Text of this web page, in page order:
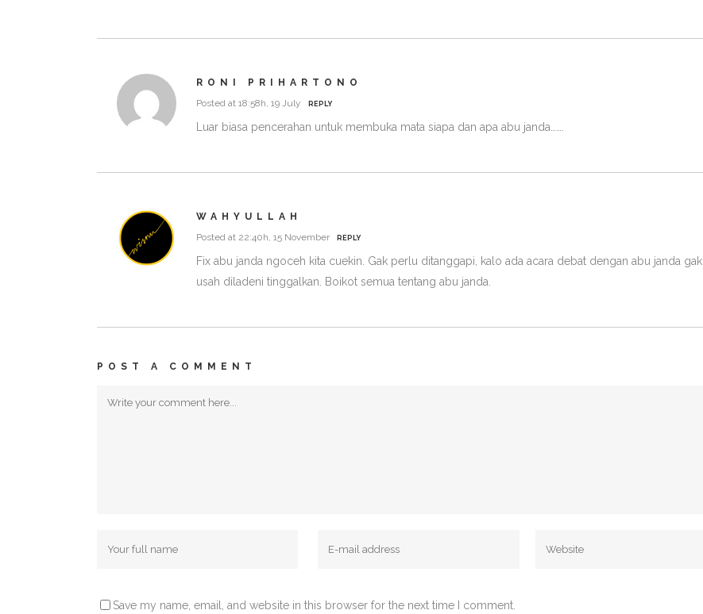
RONI PRIHARTONO
Posted at 18:58h, 19 July
REPLY
Luar biasa pencerahan untuk membuka mata siapa dan apa abu janda…….
WAHYULLAH
Posted at 22:40h, 15 November
REPLY
Fix abu janda ngoceh kita cuekin. Gak perlu ditanggapi, kalo ada acara debat dengan abu janda gak
usah diladeni tinggalkan. Boikot semua tentang abu janda.
POST A COMMENT
Save my name, email, and website in this browser for the next time I comment.